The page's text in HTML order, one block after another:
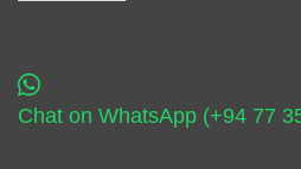
Chat on WhatsApp (+94 77